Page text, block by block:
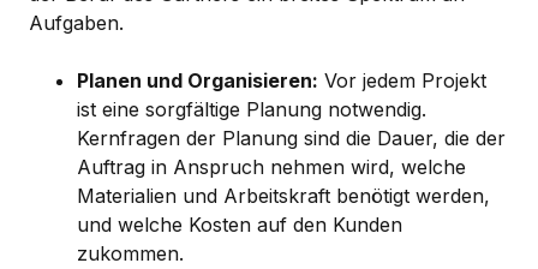
Aufgaben.
Planen und Organisieren: Vor jedem Projekt
ist eine sorgfältige Planung notwendig.
Kernfragen der Planung sind die Dauer, die der
Auftrag in Anspruch nehmen wird, welche
Materialien und Arbeitskraft benötigt werden,
und welche Kosten auf den Kunden
zukommen.